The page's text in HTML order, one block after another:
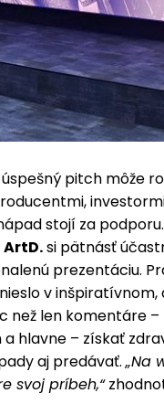
pitch môže
stojí za podporu.
si pätnásť
prezentáciu.
v
len komentáre
– získať
aj predávať.„Na
svoj príbeh,“